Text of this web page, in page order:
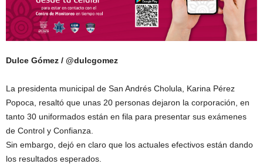
Dulce Gómez / @dulcgomez
La presidenta municipal de San Andrés Cholula, Karina Pérez
Popoca, resaltó que unas 20 personas dejaron la corporación, en
tanto 30 uniformados están en fila para presentar sus exámenes
de Control y Confianza.
Sin embargo, dejó en claro que los actuales efectivos están dando
los resultados esperados.